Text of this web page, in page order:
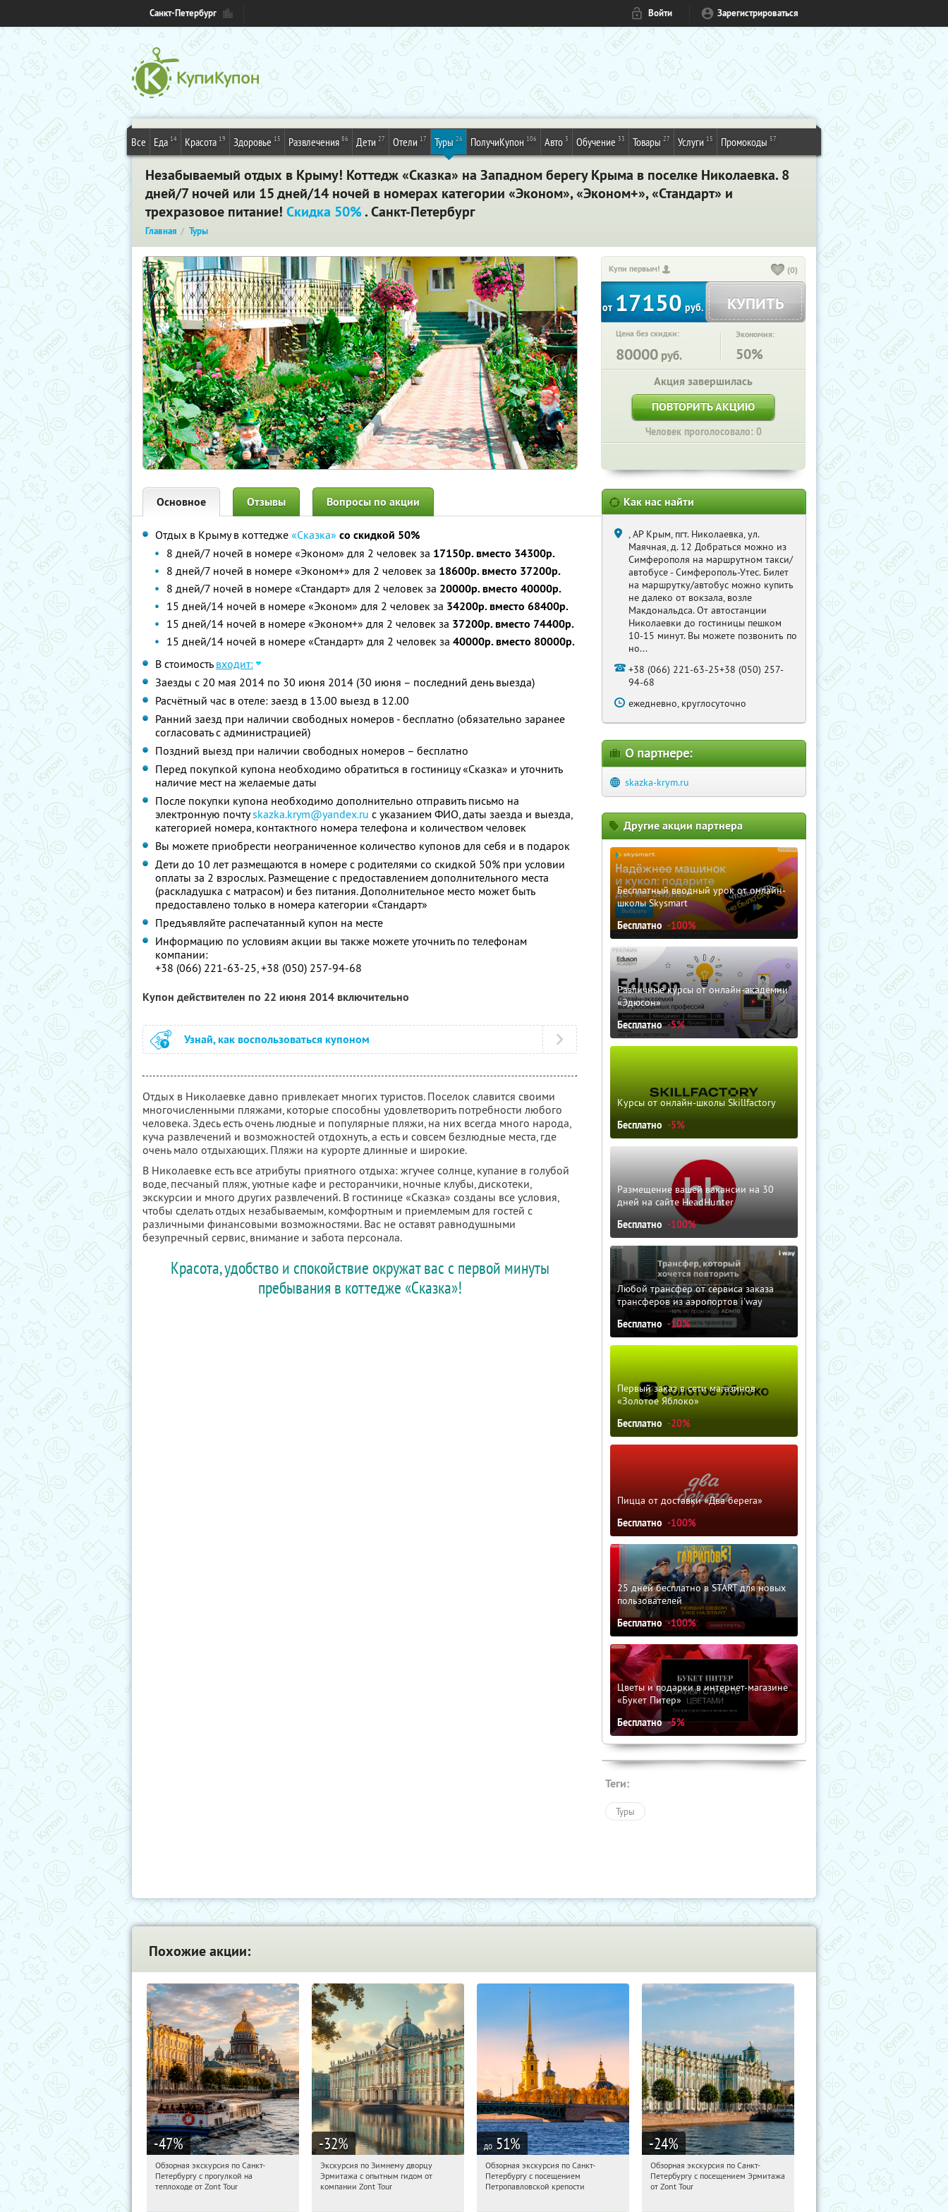
Санкт-Петербург Войти Зарегистрироваться
Все Еда 14 Красота 19 Здоровье 15 Развлечения 86 Дети 27 Отели 17 Туры 26 ПолучиКупон 106 Авто 3 Обучение 33 Товары 27 Услуги 15 Промокоды 57
Незабываемый отдых в Крыму! Коттедж «Сказка» на Западном берегу Крыма в поселке Николаевка. 8
дней/7 ночей или 15 дней/14 ночей в номерах категории «Эконом», «Эконом+», «Стандарт» и
трехразовое питание! Скидка 50%. Санкт-Петербург
Главная Туры
Купи первым! (0)
от17150 руб. КУПИТЬ
Цена без скидки:
80000 руб.
Экономия:
50%
Акция завершилась
ПОВТОРИТЬ АКЦИЮ
Человек проголосовало: 0
Основное Отзывы Вопросы по акции
Отдых в Крыму в коттедже «Сказка» со скидкой 50%
8 дней/7 ночей в номере «Эконом» для 2 человек за 17150р. вместо 34300р.
8 дней/7 ночей в номере «Эконом+» для 2 человек за 18600р. вместо 37200р.
8 дней/7 ночей в номере «Стандарт» для 2 человек за 20000р. вместо 40000р.
15 дней/14 ночей в номере «Эконом» для 2 человек за 34200р. вместо 68400р.
15 дней/14 ночей в номере «Эконом+» для 2 человек за 37200р. вместо 74400р.
15 дней/14 ночей в номере «Стандарт» для 2 человек за 40000р. вместо 80000р.
В стоимость входит:
Заезды с 20 мая 2014 по 30 июня 2014 (30 июня – последний день выезда)
Расчётный час в отеле: заезд в 13.00 выезд в 12.00
Ранний заезд при наличии свободных номеров - бесплатно (обязательно заранее
согласовать с администрацией)
Поздний выезд при наличии свободных номеров – бесплатно
Перед покупкой купона необходимо обратиться в гостиницу «Сказка» и уточнить
наличие мест на желаемые даты
После покупки купона необходимо дополнительно отправить письмо на
электронную почтуskazka.krym@yandex.ru с указанием ФИО, даты заезда и выезда,
категорией номера, контактного номера телефона и количеством человек
Вы можете приобрести неограниченное количество купонов для себя и в подарок
Дети до 10 лет размещаются в номере с родителями со скидкой 50% при условии
оплаты за 2 взрослых. Размещение с предоставлением дополнительного места
(раскладушка с матрасом) и без питания. Дополнительное место может быть
предоставлено только в номера категории «Стандарт»
Предъявляйте распечатанный купон на месте
Информацию по условиям акции вы также можете уточнить по телефонам
компании:
+38 (066) 221-63-25, +38 (050) 257-94-68
Купон действителен по 22 июня 2014 включительно
Узнай, как воспользоваться купоном
Отдых в Николаевке давно привлекает многих туристов. Поселок славится своими
многочисленными пляжами, которые способны удовлетворить потребности любого
человека. Здесь есть очень людные и популярные пляжи, на них всегда много народа,
куча развлечений и возможностей отдохнуть, а есть и совсем безлюдные места, где
очень мало отдыхающих. Пляжи на курорте длинные и широкие.
В Николаевке есть все атрибуты приятного отдыха: жгучее солнце, купание в голубой
воде, песчаный пляж, уютные кафе и ресторанчики, ночные клубы, дискотеки,
экскурсии и много других развлечений. В гостинице «Сказка» созданы все условия,
чтобы сделать отдых незабываемым, комфортным и приемлемым для гостей с
различными финансовыми возможностями. Вас не оставят равнодушными
безупречный сервис, внимание и забота персонала.
Красота, удобство и спокойствие окружат вас с первой минуты
пребывания в коттедже «Сказка»!
Как нас найти
, АР Крым, пгт. Николаевка, ул.
Маячная, д. 12 Добраться можно из
Симферополя на маршрутном такси/
автобусе - Симферополь-Утес. Билет
на маршрутку/автобус можно купить
не далеко от вокзала, возле
Макдональдса. От автостанции
Николаевки до гостиницы пешком
10-15 минут. Вы можете позвонить по
но...
+38 (066) 221-63-25+38 (050) 257-
94-68
ежедневно, круглосуточно
О партнере:
skazka-krym.ru
Другие акции партнера
Бесплатный вводный урок от онлайн-
школы Skysmart
Бесплатно -100%
Различные курсы от онлайн-академии
«Эдюсон»
Бесплатно -5%
Курсы от онлайн-школы Skillfactory
Бесплатно -5%
Размещение вашей вакансии на 30
дней на сайте HeadHunter
Бесплатно -100%
Любой трансфер от сервиса заказа
трансферов из аэропортов i'way
Бесплатно -10%
Первый заказ в сети магазинов
«Золотое Яблоко»
Бесплатно -20%
Пицца от доставки «Два берега»
Бесплатно -100%
25 дней бесплатно в START для новых
пользователей
Бесплатно -100%
Цветы и подарки в интернет-магазине
«Букет Питер»
Бесплатно -5%
Теги:
Туры
Похожие акции:
-47%
20:19:15 Купили:
Площадь Восстания
Обзорная экскурсия по Санкт-
Петербургу с прогулкой на
теплоходе от Zont Tour
-32%
20:19:15
Купи первым!
Площадь Восстания
Экскурсия по Зимнему дворцу
Эрмитажа с опытным гидом от
компании Zont Tour
до 51%
20:19:15 Купили:
Площадь Восстания
Обзорная экскурсия по Санкт-
Петербургу с посещением
Петропавловской крепости
-24%
20:19:15
Купи первым!
Площадь Восстания
Обзорная экскурсия по Санкт-
Петербургу с посещением Эрмитажа
от Zont Tour